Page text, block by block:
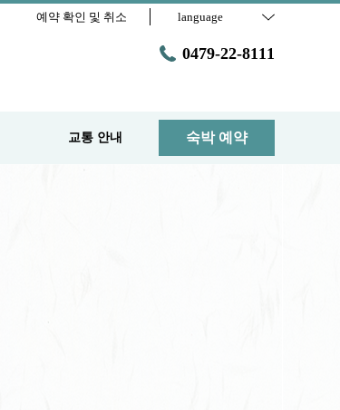
예약 확인 및 취소 language
0479-22-8111
교통 안내 숙박 예약